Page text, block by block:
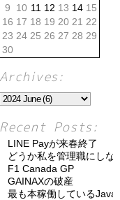
9
10 11 12 13 14 15
16 17 18 19 20 21 22
23 24 25 26 27 28 29
30
Archives:
Recent Posts:
LINE Payが来春終了
どうか私を管理職にしな
F1 Canada GP
GAINAXの破産
最も本稼働している